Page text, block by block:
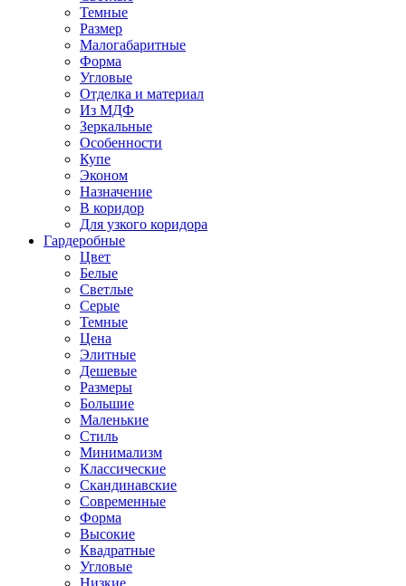
Темные
Размер
Малогабаритные
Форма
Угловые
Отделка и материал
Из МДФ
Зеркальные
Особенности
Купе
Эконом
Назначение
В коридор
Для узкого коридора
Гардеробные
Цвет
Белые
Светлые
Серые
Темные
Цена
Элитные
Дешевые
Размеры
Большие
Маленькие
Стиль
Минимализм
Классические
Скандинавские
Современные
Форма
Высокие
Квадратные
Угловые
Низкие